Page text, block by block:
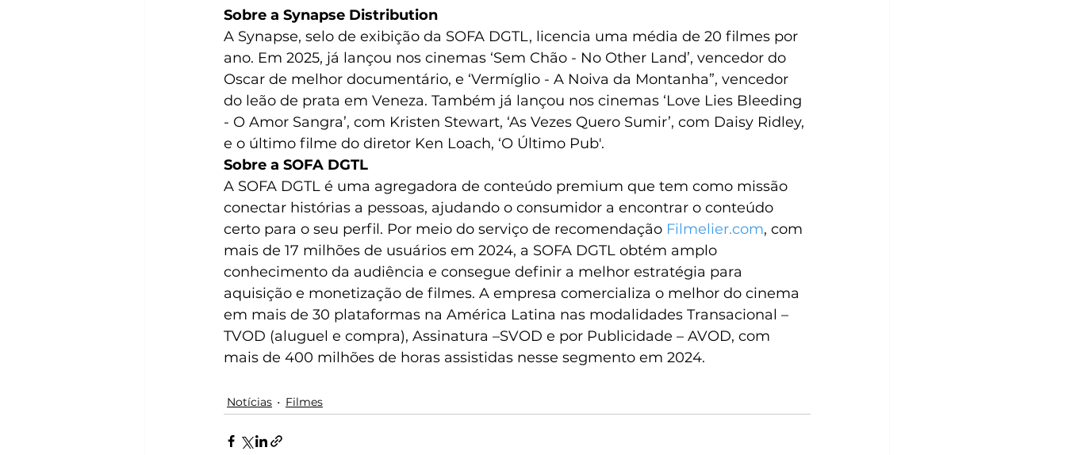
Sobre a Synapse Distribution
A Synapse, selo de exibição da SOFA DGTL, licencia uma média de 20 filmes por
ano. Em 2025, já lançou nos cinemas ‘Sem Chão - No Other Land’, vencedor do
Oscar de melhor documentário, e ‘Vermíglio - A Noiva da Montanha”, vencedor
do leão de prata em Veneza. Também já lançou nos cinemas ‘Love Lies Bleeding
- O Amor Sangra’, com Kristen Stewart, ‘As Vezes Quero Sumir’, com Daisy Ridley,
e o último filme do diretor Ken Loach, ‘O Último Pub'.
Sobre a SOFA DGTL
A SOFA DGTL é uma agregadora de conteúdo premium que tem como missão
conectar histórias a pessoas, ajudando o consumidor a encontrar o conteúdo
certo para o seu perfil. Por meio do serviço de recomendação Filmelier.com, com
mais de 17 milhões de usuários em 2024, a SOFA DGTL obtém amplo
conhecimento da audiência e consegue definir a melhor estratégia para
aquisição e monetização de filmes. A empresa comercializa o melhor do cinema
em mais de 30 plataformas na América Latina nas modalidades Transacional –
TVOD (aluguel e compra), Assinatura –SVOD e por Publicidade – AVOD, com
mais de 400 milhões de horas assistidas nesse segmento em 2024.
Notícias Filmes